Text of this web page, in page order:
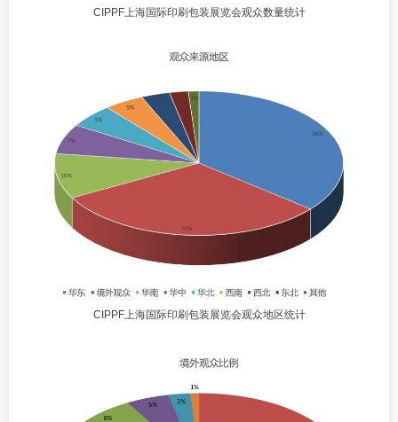
CIPPF上海国际印刷包装展览会观众数量统计
CIPPF上海国际印刷包装展览会观众地区统计